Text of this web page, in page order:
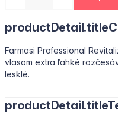
Farmasi Professional
vlasom extra ľahké
lesklé.